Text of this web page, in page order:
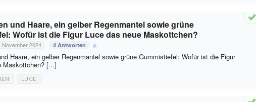
und Haare, ein gelber Regenmantel sowie grüne
Wofür ist die Figur Luce das neue Maskottchen?
November 2024 4 Antworten
Haare, ein gelber Regenmantel sowie grüne Gummistiefel: Wofür ist die Figur
Maskottchen? [...]
LUCE